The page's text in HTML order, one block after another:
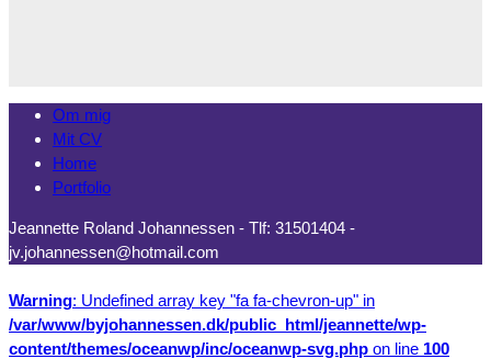
Om mig
Mit CV
Home
Portfolio
Jeannette Roland Johannessen - Tlf: 31501404 -
jv.johannessen@hotmail.com
Warning: Undefined array key "fa fa-chevron-up" in
/var/www/byjohannessen.dk/public_html/jeannette/wp-
content/themes/oceanwp/inc/oceanwp-svg.php on line 100